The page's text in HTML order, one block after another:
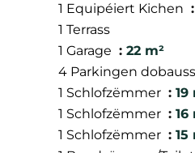
1 Equipéiert Kichen
1 Terrass
1 Garage
22 m²
4 Parkingen
1 Schlofzëmmer
19
1 Schlofzëmmer
16
1 Schlofzëmmer
15